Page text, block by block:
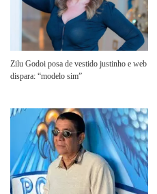
Zilu Godoi posa de vestido justinho e web
dispara: “modelo sim”